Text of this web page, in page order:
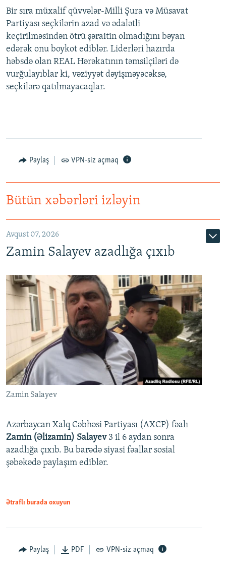
Bir sıra müxalif qüvvələr-Milli Şura və Müsavat
Partiyası seçkilərin azad və ədalətli
keçirilməsindən ötrü şəraitin olmadığını bəyan
edərək onu boykot ediblər. Liderləri hazırda
həbsdə olan REAL Hərəkatının təmsilçiləri də
vurğulayıblar ki, vəziyyət dəyişməyəcəksə,
seçkilərə qatılmayacaqlar.
Paylaş VPN-siz açmaq
Bütün xəbərləri izləyin
Avqust 07, 2026
Zamin Salayev azadlığa çıxıb
Zamin Salayev
Azərbaycan Xalq Cəbhəsi Partiyası (AXCP) fəalı
Zamin (Əlizamin) Salayev 3 il 6 aydan sonra
azadlığa çıxıb. Bu barədə siyasi fəallar sosial
şəbəkədə paylaşım ediblər.
Ətraflı burada oxuyun
Paylaş PDF VPN-siz açmaq